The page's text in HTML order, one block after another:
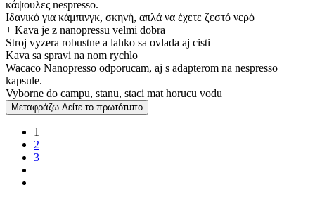
κάψουλες nespresso.
Ιδανικό για κάμπινγκ, σκηνή, απλά να έχετε ζεστό νερό
+ Kava je z nanopressu velmi dobra
Stroj vyzera robustne a lahko sa ovlada aj cisti
Kava sa spravi na nom rychlo
Wacaco Nanopresso odporucam, aj s adapterom na nespresso
kapsule.
Vyborne do campu, stanu, staci mat horucu vodu
Μεταφράζω Δείτε το πρωτότυπο
1
2
3